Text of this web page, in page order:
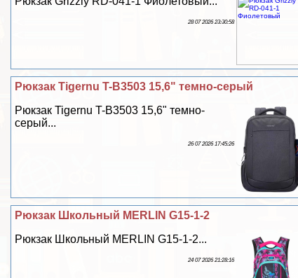
28 07 2026 23:30:58
Рюкзак Tigernu T-B3503 15,6" темно-серый
Рюкзак Tigernu T-B3503 15,6" темно-
серый...
26 07 2026 17:45:26
Рюкзак Школьный MERLIN G15-1-2
Рюкзак Школьный MERLIN G15-1-2...
24 07 2026 21:28:16